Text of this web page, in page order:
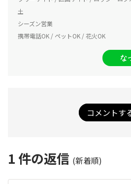
土
シーズン営業
携帯電話OK / ペットOK / 花火OK
な
コメントす
1 件の返信 (新着順)